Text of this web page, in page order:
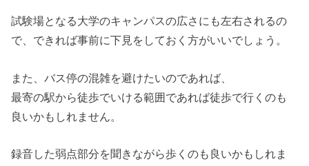
試験場となる大学のキャンパスの広さにも左右されるの
で、できれば事前に下見をしておく方がいいでしょう。
また、バス停の混雑を避けたいのであれば、
最寄の駅から徒歩でいける範囲であれば徒歩で行くのも
良いかもしれません。
録音した弱点部分を聞きながら歩くのも良いかもしれま